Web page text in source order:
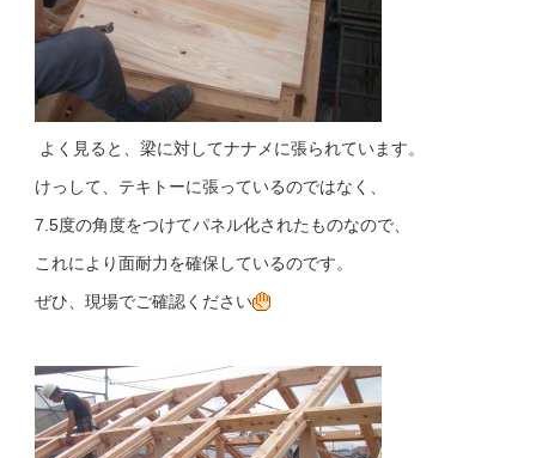
よく見ると、梁に対してナナメに張られています。
けっして、テキトーに張っているのではなく、
7.5度の角度をつけてパネル化されたものなので、
これにより面耐力を確保しているのです。
ぜひ、現場でご確認ください